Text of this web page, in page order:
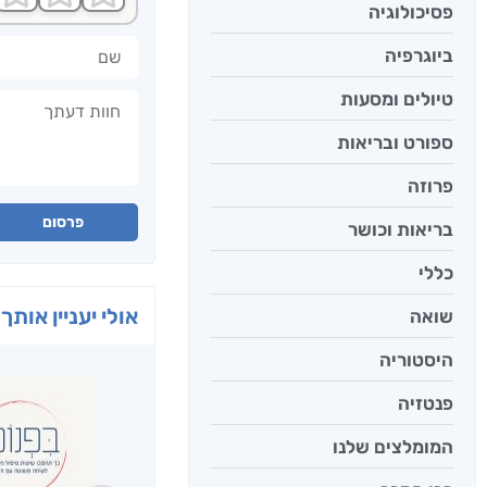
פסיכולוגיה
ביוגרפיה
טיולים ומסעות
ספורט ובריאות
פרוזה
בריאות וכושר
כללי
שואה
היסטוריה
פנטזיה
המומלצים שלנו
פרסום
אולי יעניין